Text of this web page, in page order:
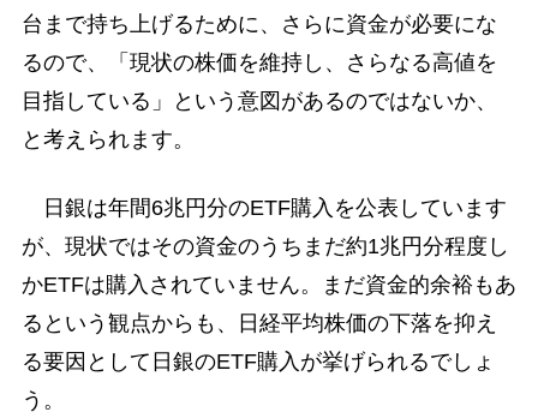
台まで持ち上げるために、さらに資金が必要にな
るので、「現状の株価を維持し、さらなる高値を
目指している」という意図があるのではないか、
と考えられます。
日銀は年間6兆円分のETF購入を公表しています
が、現状ではその資金のうちまだ約1兆円分程度し
かETFは購入されていません。まだ資金的余裕もあ
るという観点からも、日経平均株価の下落を抑え
る要因として日銀のETF購入が挙げられるでしょ
う。